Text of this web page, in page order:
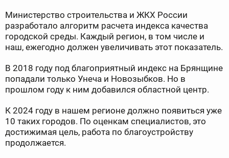
Министерство строительства и ЖКХ России
разработало алгоритм расчета индекса качества
городской среды. Каждый регион, в том числе и
наш, ежегодно должен увеличивать этот показатель.
В 2018 году под благоприятный индекс на Брянщине
попадали только Унеча и Новозыбков. Но в
прошлом году к ним добавился областной центр.
К 2024 году в нашем регионе должно появиться уже
10 таких городов. По оценкам специалистов, это
достижимая цель, работа по благоустройству
продолжается.